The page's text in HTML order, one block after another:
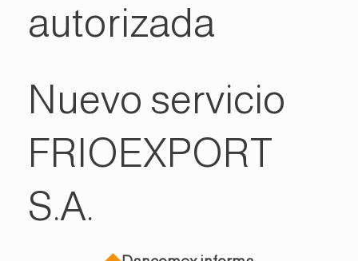
autorizada
Nuevo servicio
FRIOEXPORT
S.A.